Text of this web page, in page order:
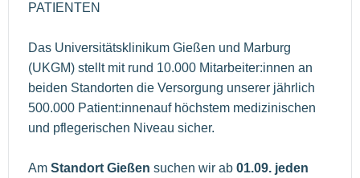
PATIENTEN
Das Universitätsklinikum Gießen und Marburg
(UKGM) stellt mit rund 10.000 Mitarbeiter:innen an
beiden Standorten die Versorgung unserer jährlich
500.000 Patient:innenauf höchstem medizinischen
und pflegerischen Niveau sicher.
Am Standort Gießen suchen wir ab 01.09. jeden